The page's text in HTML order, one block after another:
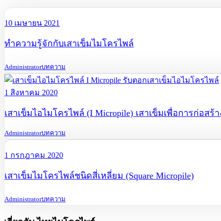
10 เมษายน 2021
ทำความรู้จักกับเสาเข็มไมโครไพล์
Administratorบทความ
1 สิงหาคม 2020
เสาเข็มไอไมโครไพล์ (I Micropile) เสาเข็มเพื่อการก่อสร้
Administratorบทความ
1 กรกฎาคม 2020
เสาเข็มไมโครไพล์ชนิดสี่เหลี่ยม (Square Micropile)
Administratorบทความ